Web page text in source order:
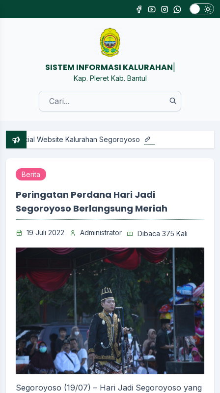
SISTEM|
Kap. Pleret Kab. Bantul
Kalurahan Segoroyoso
Berita
Peringatan Perdana Hari Jadi
Segoroyoso Berlangsung Meriah
19 Juli 2022 Administrator Dibaca 375 Kali
Segoroyoso (19/07) – Hari Jadi Segoroyoso yang